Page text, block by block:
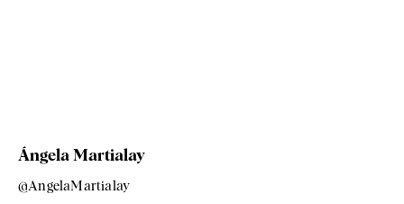
Ángela Martialay
@AngelaMartialay